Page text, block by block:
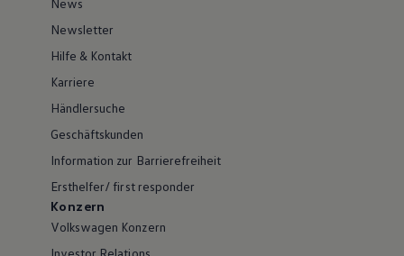
News
Newsletter
Hilfe & Kontakt
Karriere
Händlersuche
Geschäftskunden
Information zur Barrierefreiheit
Ersthelfer/ first responder
Konzern
Volkswagen Konzern
Investor Relations